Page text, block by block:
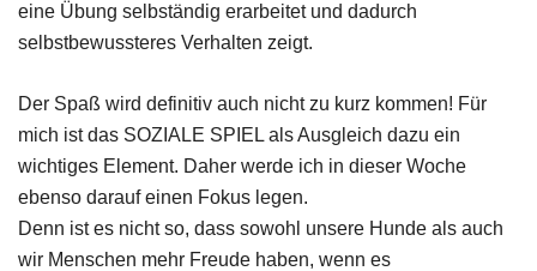
eine Übung selbständig erarbeitet und dadurch
selbstbewussteres Verhalten zeigt.
Der Spaß wird definitiv auch nicht zu kurz kommen! Für
mich ist das SOZIALE SPIEL als Ausgleich dazu ein
wichtiges Element. Daher werde ich in dieser Woche
ebenso darauf einen Fokus legen.
Denn ist es nicht so, dass sowohl unsere Hunde als auch
wir Menschen mehr Freude haben, wenn es